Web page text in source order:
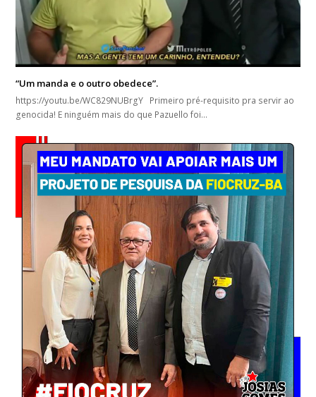
“Um manda e o outro obedece”.
https://youtu.be/WC829NUBrgY Primeiro pré-requisito pra servir ao
genocida! E ninguém mais do que Pazuello foi…